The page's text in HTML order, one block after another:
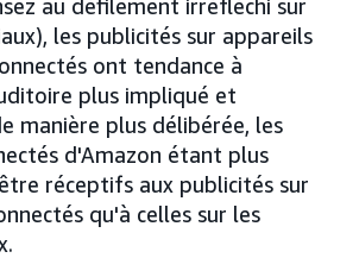
au défilement irréfléchi sur
les publicités sur appareils
ont tendance à
plus impliqué et
manière plus délibérée, les
d'Amazon étant plus
réceptifs aux publicités sur
qu'à celles sur les